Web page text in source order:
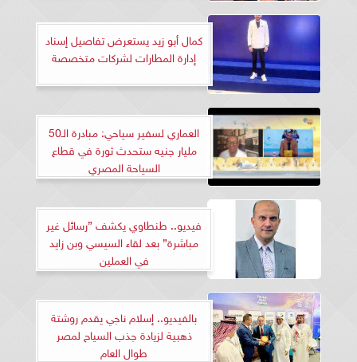
كمال أبو زيد يستعرض تفاصيل إسناد
إدارة المطارات لشركات متخصصة
العماري لسفير سياحي: مبادرة الـ50
مليار جنيه ستحدث ثورة في قطاع
السياحة المصري
فيديو.. طنطاوي يكشف ”رسائل غير
مباشرة” بعد لقاء السيسي وبن زايد
في العملين
بالفيديو.. إسلام ناجي يقدم روشتة
ذهبية لزيادة جذب السياح لمصر
طوال العام